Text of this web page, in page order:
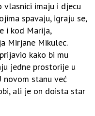
vlasnici imaju i djecu
spavaju, igraju se,
i kod Marija,
Mirjane Mikulec.
kako bi mu
jedne prostorije u
novom stanu već
ali je on doista star